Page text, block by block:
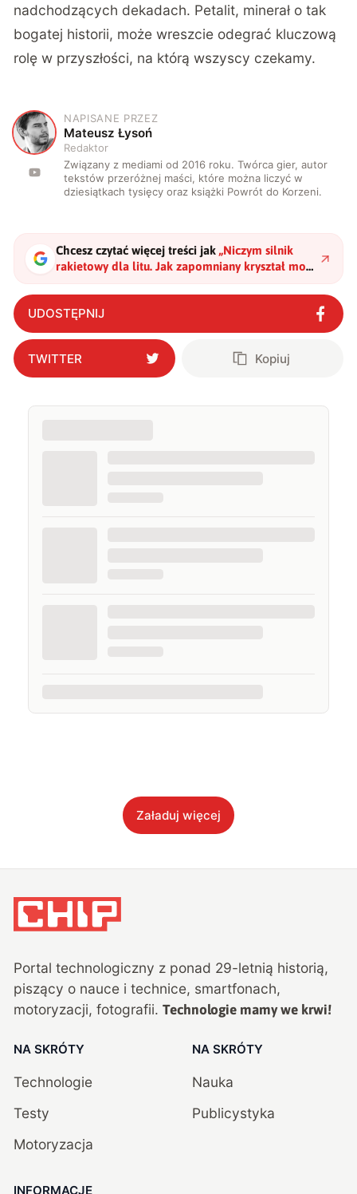
nadchodzących dekadach. Petalit, minerał o tak
bogatej historii, może wreszcie odegrać kluczową
rolę w przyszłości, na którą wszyscy czekamy.
M
NAPISANE PRZEZ
Mateusz Łysoń
Redaktor
Związany z mediami od 2016 roku. Twórca gier, autor
tekstów przeróżnej maści, które można liczyć w
dziesiątkach tysięcy oraz książki Powrót do Korzeni.
Chcesz czytać więcej treści jak „Niczym silnik
rakietowy dla litu. Jak zapomniany kryształ może
uratować rynek?"?
UDOSTĘPNIJ
TWITTER Kopiuj
Załaduj więcej
Portal technologiczny z ponad 29-letnią historią,
piszący o nauce i technice, smartfonach,
motoryzacji, fotografii. Technologie mamy we krwi!
NA SKRÓTY
Technologie
Testy
Motoryzacja
NA SKRÓTY
Nauka
Publicystyka
INFORMACJE